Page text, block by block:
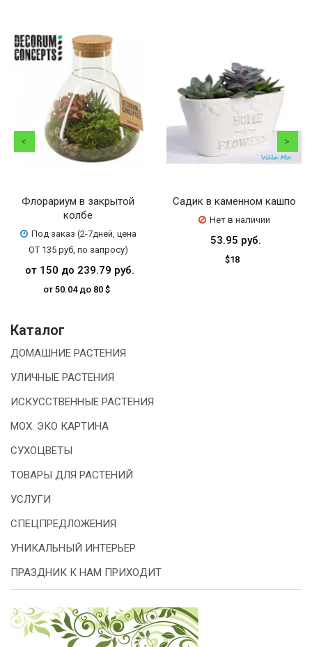
Флорариум в закрытой
колбе
Под заказ (2-7дней, цена
ОТ 135 руб, по запросу)
от 150 до 239.79 руб.
от 50.04 до 80 $
Садик в каменном кашпо
Нет в наличии
53.95 руб.
$18
Каталог
ДОМАШНИЕ РАСТЕНИЯ
УЛИЧНЫЕ РАСТЕНИЯ
ИСКУССТВЕННЫЕ РАСТЕНИЯ
МОХ. ЭКО КАРТИНА
СУХОЦВЕТЫ
ТОВАРЫ ДЛЯ РАСТЕНИЙ
УСЛУГИ
СПЕЦПРЕДЛОЖЕНИЯ
УНИКАЛЬНЫЙ ИНТЕРЬЕР
ПРАЗДНИК К НАМ ПРИХОДИТ